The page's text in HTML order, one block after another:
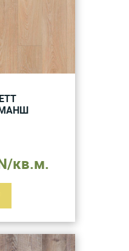
МАНШ
кв.м.